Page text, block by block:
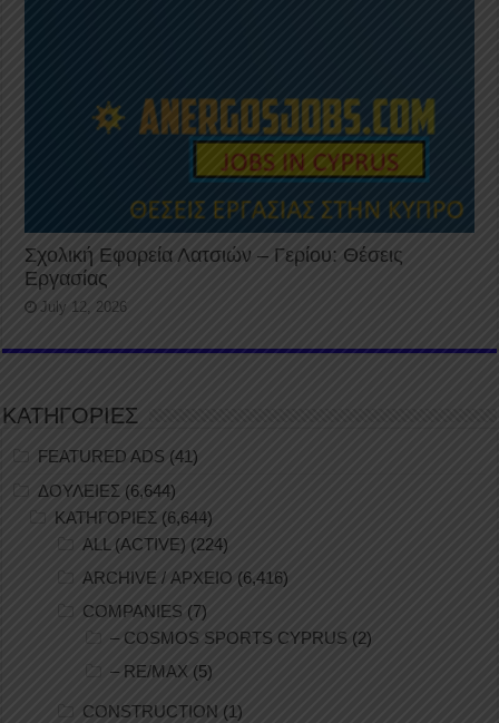
Σχολική Εφορεία Λατσιών – Γερίου: Θέσεις
Εργασίας
July 12, 2026
ΚΑΤΗΓΟΡΙΕΣ
FEATURED ADS (41)
ΔΟΥΛΕΙΕΣ (6,644)
ΚΑΤΗΓΟΡΙΕΣ (6,644)
ALL (ACTIVE) (224)
ARCHIVE / ΑΡΧΕΙΟ (6,416)
COMPANIES (7)
– COSMOS SPORTS CYPRUS (2)
– RE/MAX (5)
CONSTRUCTION (1)